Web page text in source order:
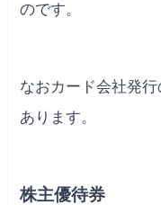
のです。
なおカード会社発
あります。
株主優待券